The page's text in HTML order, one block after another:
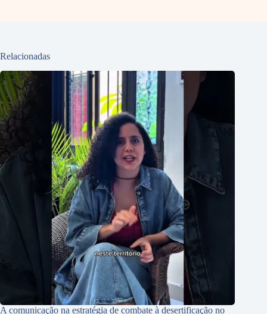
Relacionadas
A comunicação na estratégia de combate à desertificação no